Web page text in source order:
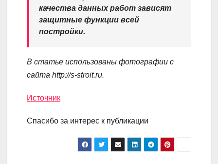
качества данных работ зависят
защитные функции всей
постройки.
В статье использованы фотографии с
сайта http://s-stroit.ru.
Источник
Спасибо за интерес к публикации